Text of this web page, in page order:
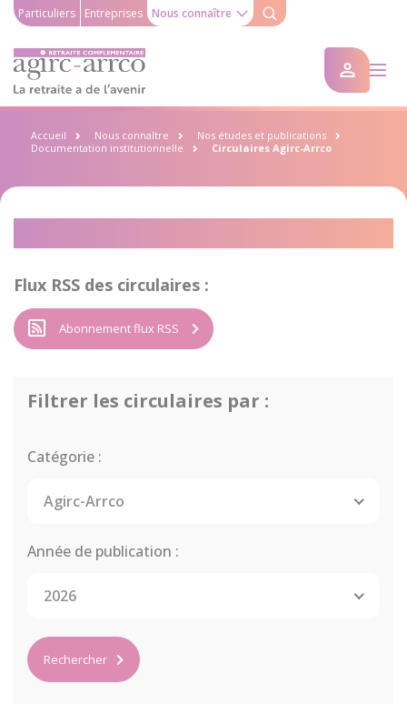
Particuliers Entreprises Nous connaître
Accueil Nous connaître
Nos études et publications
Documentation institutionnelle
Circulaires Agirc-Arrco
Flux RSS des circulaires :
Abonnement flux RSS
Filtrer les circulaires par :
Catégorie :
Agirc-Arrco
Année de publication :
2026
Rechercher